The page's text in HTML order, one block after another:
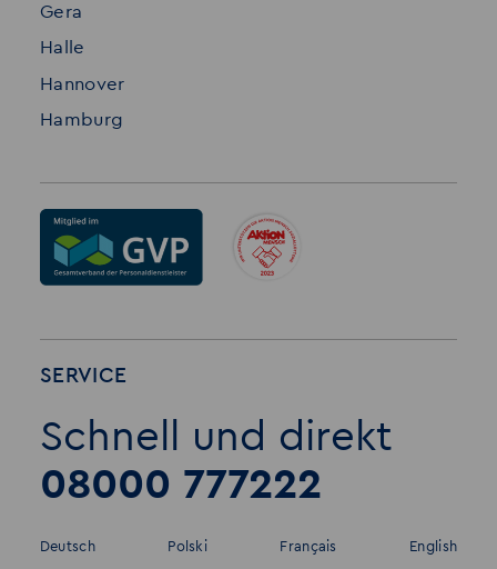
Gera
Halle
Hannover
Hamburg
SERVICE
Schnell und direkt
08000 777222
Deutsch Polski Français English